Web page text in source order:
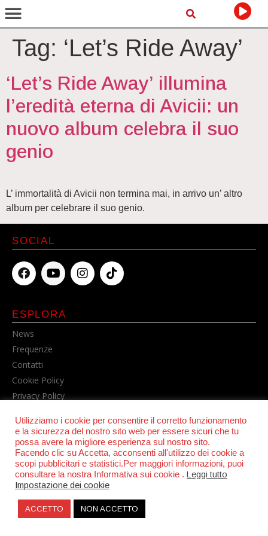
Tag: ‘Let’s Ride Away’
‘Let’s Ride Away’ illumina
l’eredità eterna di Avicii: un
nuovo album celebra il suo
genio
L’ immortalità di Avicii non termina mai, in arrivo un’ altro
album per celebrare il suo genio.
© POWER RADIO srl | C.F. e P.IVA 06157210631
ESPLORA
News
Frequenze
Contatti
Cookie Policy
Privacy Policy
SOCIAL
Utilizziamo i cookie per consentire il corretto funzionamento
e la sicurezza del nostro sito web per essere sicuri che tu
possa avere la migliore esperienza sul nostro sito.
Facendo clic su Accetta, acconsenti all'utilizzo dei cookie a
scopi pubblicitari e statistici.Per maggiori informazioni, puoi
consultare la nostra Informativa sui cookie . Leggi tutto
Impostazione dei cookie
ACCETTO NON ACCETTO